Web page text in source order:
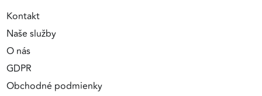
Kontakt
Naše služby
O nás
GDPR
Obchodné podmienky